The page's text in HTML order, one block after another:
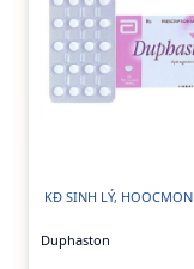
KĐ SINH LÝ, HOOCMON
Duphaston